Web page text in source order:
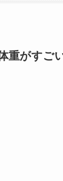
重がすご